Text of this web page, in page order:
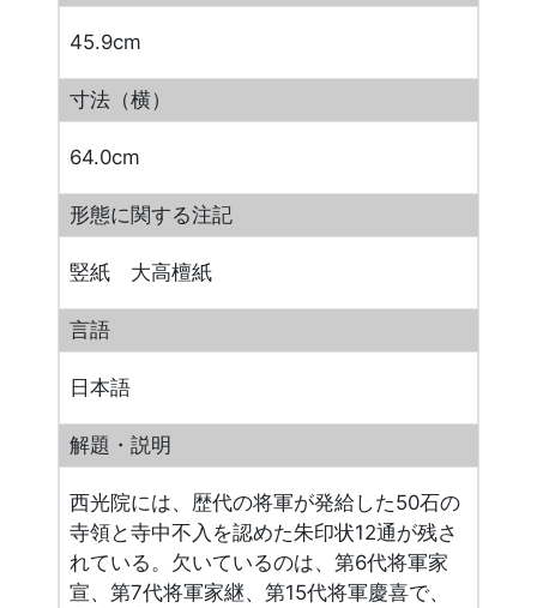
45.9cm
寸法（横）
64.0cm
形態に関する注記
竪紙 大高檀紙
言語
日本語
解題・説明
西光院には、歴代の将軍が発給した50石の
寺領と寺中不入を認めた朱印状12通が残さ
れている。欠いているのは、第6代将軍家
宣、第7代将軍家継、第15代将軍慶喜で、